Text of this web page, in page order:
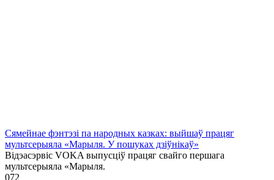
Сямейнае фэнтэзі па народных казках: выйшаў працяг
мультсерыяла «Марыля. У пошуках дзіўнікаў»
Відэасэрвіс VOKA выпусціў працяг свайго першага
мультсерыяла «Марыля.
072